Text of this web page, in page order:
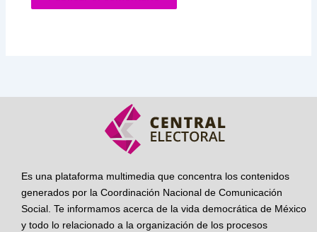
Es una plataforma multimedia que concentra los contenidos
generados por la Coordinación Nacional de Comunicación
Social. Te informamos acerca de la vida democrática de México
y todo lo relacionado a la organización de los procesos